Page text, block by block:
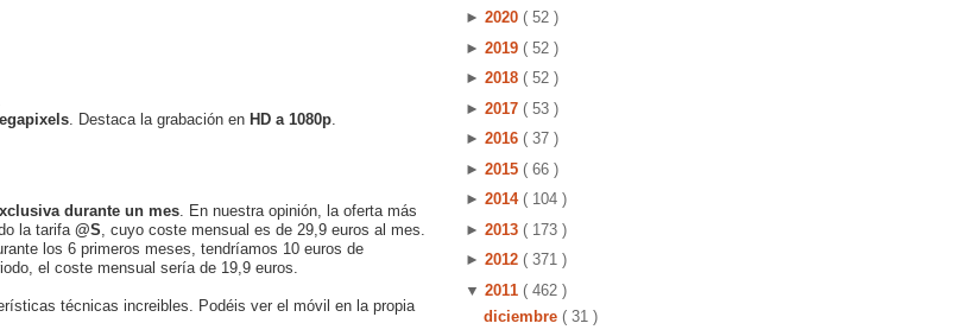
. Destaca la grabación en HD a 1080p
durante un mes . En nuestra opinión, la oferta más
la tarifa @S , cuyo coste mensual es de 29,9 euros al mes.
los 6 primeros meses, tendríamos 10 euros de
el coste mensual sería de 19,9 euros.
técnicas increibles. Podéis ver el móvil en la propia
► 2020 ( 52 )
► 2019 ( 52 )
► 2018 ( 52 )
► 2017 ( 53 )
► 2016 ( 37 )
► 2015 ( 66 )
► 2014 ( 104 )
► 2013 ( 173 )
► 2012 ( 371 )
▼ 2011 ( 462 )
diciembre ( 31 )